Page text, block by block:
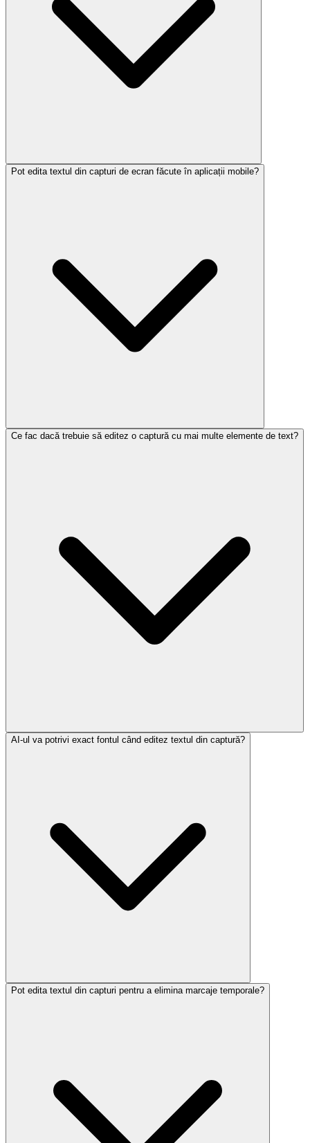
Pot edita textul din capturi de ecran făcute în aplicații mobile?
Ce fac dacă trebuie să editez o captură cu mai multe elemente de text?
AI-ul va potrivi exact fontul când editez textul din captură?
Pot edita textul din capturi pentru a elimina marcaje temporale?